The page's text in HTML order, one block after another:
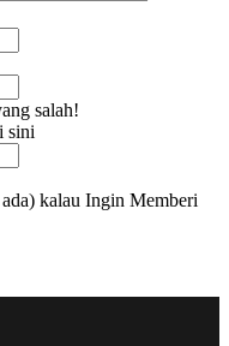
salah!
sini
kalau Ingin Memberi